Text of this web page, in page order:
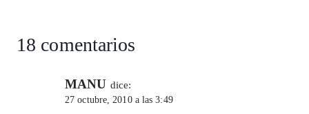
18 comentarios
MANU dice:
27 octubre, 2010 a las 3:49